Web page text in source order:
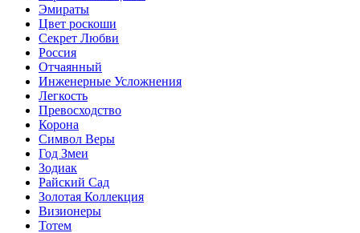
Эмираты
Цвет роскоши
Секрет Любви
Россия
Отчаянный
Инженерные Усложнения
Легкость
Превосходство
Корона
Символ Веры
Год Змеи
Зодиак
Райский Сад
Золотая Коллекция
Визионеры
Тотем